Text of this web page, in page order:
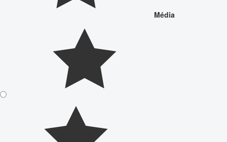
Média